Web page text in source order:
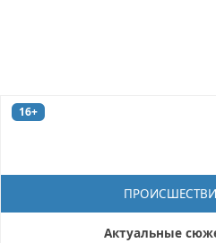
16+
Актуальные